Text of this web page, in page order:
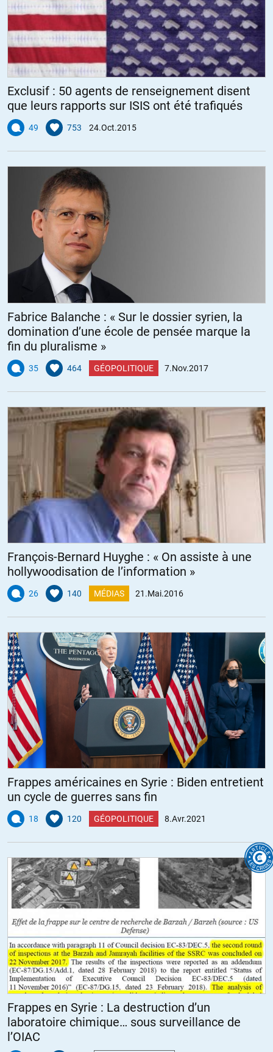
Exclusif : 50 agents de renseignement disent
que leurs rapports sur ISIS ont été trafiqués
49 753 24.Oct.2015
Fabrice Balanche : « Sur le dossier syrien, la
domination d’une école de pensée marque la
fin du pluralisme »
35 464 GÉOPOLITIQUE 7.Nov.2017
François-Bernard Huyghe : « On assiste à une
hollywoodisation de l’information »
26 140 MÉDIAS 21.Mai.2016
Frappes américaines en Syrie : Biden entretient
un cycle de guerres sans fin
18 120 GÉOPOLITIQUE 8.Avr.2021
Frappes en Syrie : La destruction d’un
laboratoire chimique… sous surveillance de
l’OIAC